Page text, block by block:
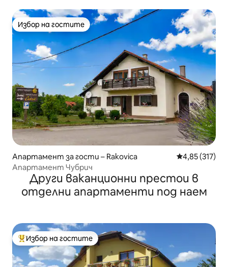
Избор на гостите
Избор на гостите
Апартамент за гости – Rakovica Средна
4,85 (317)
Апартамент Чубрич
Други ваканционни престои в
отделни апартаменти под наем
Най-популярен избор на гостите
Избор на гостите